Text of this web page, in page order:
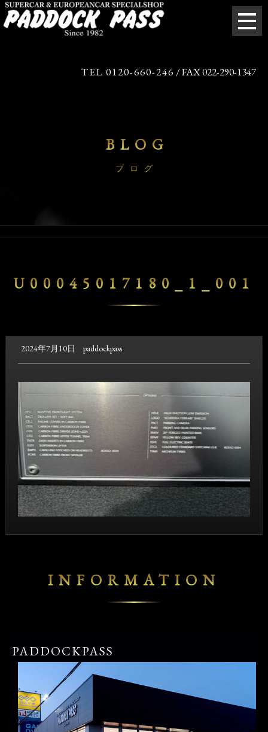
TEL 0120-660-246 / FAX 022-290-1347
BLOG
ブログ
U00045017180_1_001
2024年7月10日 paddockpass
INFORMATION
PADDOCKPASS